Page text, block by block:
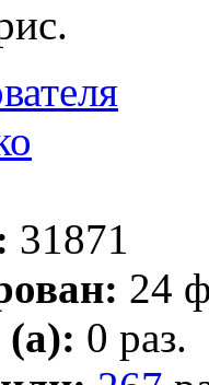
31871
24
(а): 0 раз.